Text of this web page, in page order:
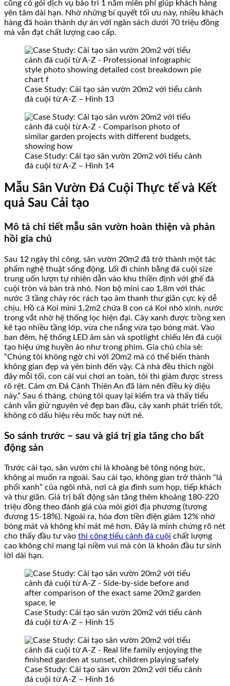
cũng có gói dịch vụ bảo trì 1 năm miễn phí giúp khách hàng
yên tâm dài hạn. Nhờ những bí quyết tối ưu này, nhiều khách
hàng đã hoàn thành dự án với ngân sách dưới 70 triệu đồng
mà vẫn đạt chất lượng cao cấp.
Case Study: Cải tạo sân vườn 20m2 với tiểu cảnh
đá cuội từ A-Z – Hình 13
Case Study: Cải tạo sân vườn 20m2 với tiểu cảnh
đá cuội từ A-Z – Hình 14
Mẫu Sân Vườn Đá Cuội Thực tế và Kết
quả Sau Cải tạo
Mô tả chi tiết mẫu sân vườn hoàn thiện và phản
hồi gia chủ
Sau 12 ngày thi công, sân vườn 20m2 đã trở thành một tác
phẩm nghệ thuật sống động. Lối đi chính bằng đá cuội size
trung uốn lượn tự nhiên dẫn vào khu thiền định với ghế đá
cuội tròn và bàn trà nhỏ. Non bộ mini cao 1,8m với thác
nước 3 tầng chảy róc rách tạo âm thanh thư giãn cực kỳ dễ
chịu. Hồ cá Koi mini 1,2m2 chứa 8 con cá Koi nhỏ xinh, nước
trong vắt nhờ hệ thống lọc hiện đại. Cây xanh được trồng xen
kẽ tạo nhiều tầng lớp, vừa che nắng vừa tạo bóng mát. Vào
ban đêm, hệ thống LED âm sàn và spotlight chiếu lên đá cuội
tạo hiệu ứng huyền ảo như trong phim. Gia chủ chia sẻ:
“Chúng tôi không ngờ chỉ với 20m2 mà có thể biến thành
không gian đẹp và yên bình đến vậy. Cả nhà đều thích ngồi
đây mỗi tối, con cái vui chơi an toàn, tôi thì giảm được stress
rõ rệt. Cảm ơn Đá Cảnh Thiên An đã làm nên điều kỳ diệu
này.” Sau 6 tháng, chúng tôi quay lại kiểm tra và thấy tiểu
cảnh vẫn giữ nguyên vẻ đẹp ban đầu, cây xanh phát triển tốt,
không có dấu hiệu rêu mốc hay nứt nẻ.
So sánh trước – sau và giá trị gia tăng cho bất
động sản
Trước cải tạo, sân vườn chỉ là khoảng bê tông nóng bức,
không ai muốn ra ngoài. Sau cải tạo, không gian trở thành “lá
phổi xanh” của ngôi nhà, nơi cả gia đình sum họp, tiếp khách
và thư giãn. Giá trị bất động sản tăng thêm khoảng 180-220
triệu đồng theo đánh giá của môi giới địa phương (tương
đương 15-18%). Ngoài ra, hóa đơn tiền điện giảm 12% nhờ
bóng mát và không khí mát mẻ hơn. Đây là minh chứng rõ nét
cho thấy đầu tư vào thi công tiểu cảnh đá cuội chất lượng
cao không chỉ mang lại niềm vui mà còn là khoản đầu tư sinh
lời dài hạn.
Case Study: Cải tạo sân vườn 20m2 với tiểu cảnh
đá cuội từ A-Z – Hình 15
Case Study: Cải tạo sân vườn 20m2 với tiểu cảnh
đá cuội từ A-Z – Hình 16